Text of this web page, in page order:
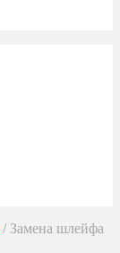
/ Замена шлейфа